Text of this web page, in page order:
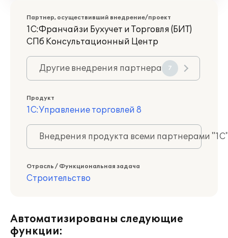
Партнер, осуществивший внедрение/проект
1С:Франчайзи Бухучет и Торговля (БИТ)
СПб Консультационный Центр
Другие внедрения партнера 7
Продукт
1С:Управление торговлей 8
Внедрения продукта всеми партнерами
Отрасль / Функциональная задача
Строительство
Автоматизированы следующие
функции: